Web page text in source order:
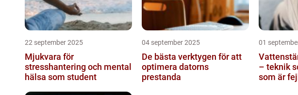
22 september 2025
Mjukvara för
stresshantering och mental
hälsa som student
04 september 2025
De bästa verktygen för att
optimera datorns
prestanda
01
– teknik
som är